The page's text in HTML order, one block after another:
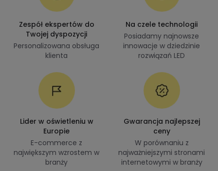
Zespół ekspertów do
Twojej dyspozycji
Personalizowana obsługa
klienta
Na czele technologii
Posiadamy najnowsze
innowacje w dziedzinie
rozwiązań LED
Lider w oświetleniu w
Europie
E-commerce z
największym wzrostem w
branży
Gwarancja najlepszej
ceny
W porównaniu z
najważniejszymi stronami
internetowymi w branży